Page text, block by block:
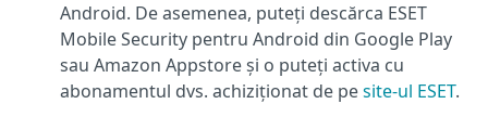
Android. De asemenea, puteți descărca ESET
Mobile Security pentru Android din Google Play
sau Amazon Appstore și o puteți activa cu
abonamentul dvs. achiziționat de pesite-ul ESET.